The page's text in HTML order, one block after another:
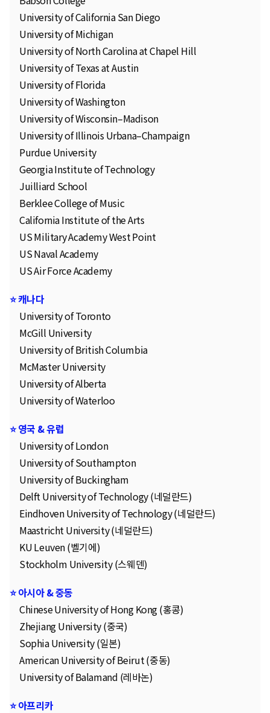
University of California San Diego
University of Michigan
University of North Carolina at Chapel Hill
University of Texas at Austin
University of Florida
University of Washington
University of Wisconsin–Madison
University of Illinois Urbana–Champaign
Purdue University
Georgia Institute of Technology
Juilliard School
Berklee College of Music
California Institute of the Arts
US Military Academy West Point
US Naval Academy
US Air Force Academy
⭐ 캐나다
University of Toronto
McGill University
University of British Columbia
McMaster University
University of Alberta
University of Waterloo
⭐ 영국 & 유럽
University of London
University of Southampton
University of Buckingham
Delft University of Technology (네덜란드)
Eindhoven University of Technology (네덜란드)
Maastricht University (네덜란드)
KU Leuven (벨기에)
Stockholm University (스웨덴)
⭐ 아시아 & 중동
Chinese University of Hong Kong (홍콩)
Zhejiang University (중국)
Sophia University (일본)
American University of Beirut (중동)
University of Balamand (레바논)
⭐ 아프리카